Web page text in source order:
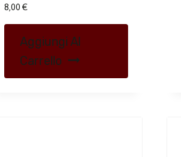
8,00 €
Aggiungi Al
Carrello